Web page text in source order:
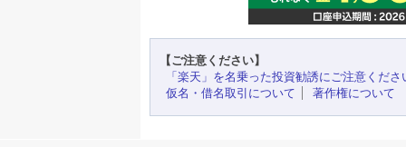
【ご注意ください】
「楽天」を名乗った投資勧誘にご注意くださ
仮名・借名取引について
著作権について